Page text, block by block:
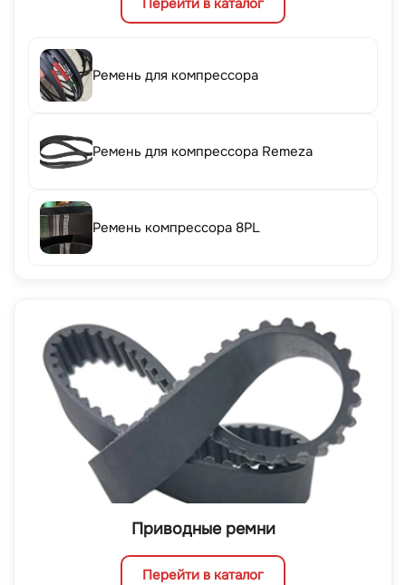
Перейти в каталог
Ремень для компрессора
Ремень для компрессора Remeza
Ремень компрессора 8PL
Приводные ремни
Перейти в каталог